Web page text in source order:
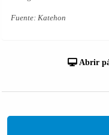
Fuente: Katehon
Abrir